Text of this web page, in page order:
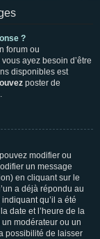
?
forum ou
ayez besoin d’être
disponibles est
poster de
modifier ou
un message
en cliquant sur le
a déjà répondu au
qu’il a été
date et l’heure de la
modérateur ou un
possibilité de laisser